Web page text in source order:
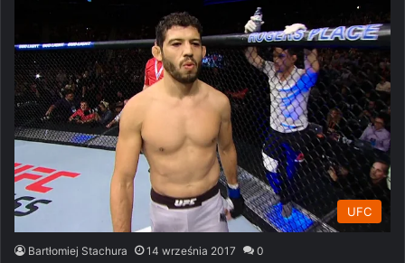
UFC
Bartłomiej Stachura 14 września 2017 0